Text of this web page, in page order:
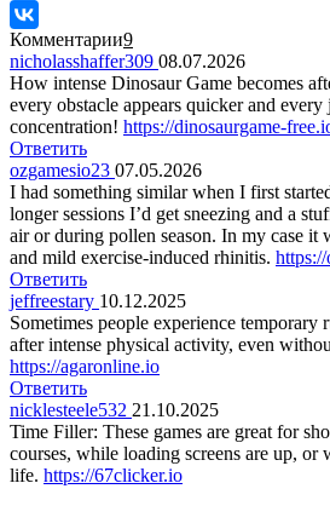
Комментарии9
nicholasshaffer309 08.07.2026
How intense Dinosaur Game becomes
every obstacle appears quicker and every
concentration! https://dinosaurgame-
Ответить
ozgamesio23 07.05.2026
I had something similar when I first
longer sessions I’d get sneezing and a
air or during pollen season. In my case it
and mild exercise-induced rhinitis.
Ответить
jeffreestary 10.12.2025
Sometimes people experience temporary
after intense physical activity, even
https://agaronline.io
Ответить
nicklesteele532 21.10.2025
Time Filler: These games are great for
courses, while loading screens are up,
life. https://67clicker.io